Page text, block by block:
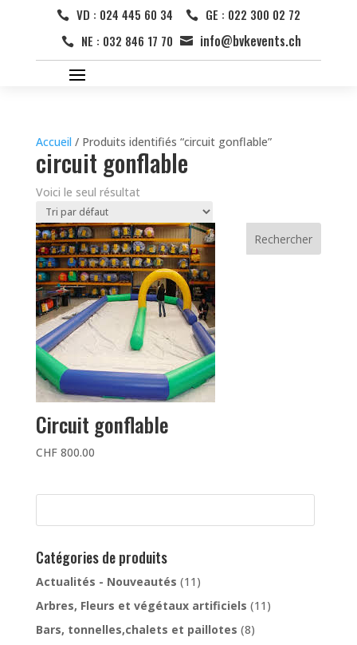
 VD : 024 445 60 34  GE : 022 300 02 72
 NE : 032 846 17 70  info@bvkevents.ch
Accueil / Produits identifiés “circuit gonflable”
circuit gonflable
Voici le seul résultat
Circuit gonflable
CHF800.00
Rechercher
Catégories de produits
Actualités - Nouveautés (11)
Arbres, Fleurs et végétaux artificiels (11)
Bars, tonnelles,chalets et paillotes (8)